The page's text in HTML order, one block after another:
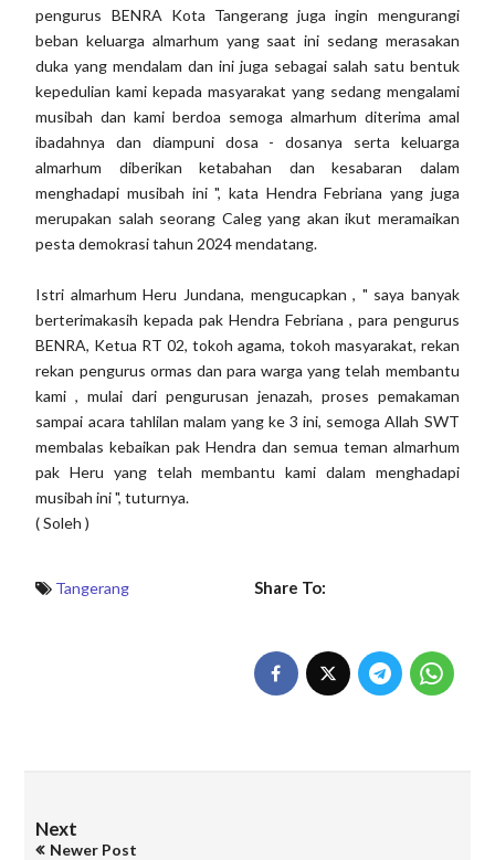
pengurus BENRA Kota Tangerang juga ingin mengurangi
beban keluarga almarhum yang saat ini sedang merasakan
duka yang mendalam dan ini juga sebagai salah satu bentuk
kepedulian kami kepada masyarakat yang sedang mengalami
musibah dan kami berdoa semoga almarhum diterima amal
ibadahnya dan diampuni dosa - dosanya serta keluarga
almarhum diberikan ketabahan dan kesabaran dalam
menghadapi musibah ini ", kata Hendra Febriana yang juga
merupakan salah seorang Caleg yang akan ikut meramaikan
pesta demokrasi tahun 2024 mendatang.
Istri almarhum Heru Jundana, mengucapkan , " saya banyak
berterimakasih kepada pak Hendra Febriana , para pengurus
BENRA, Ketua RT 02, tokoh agama, tokoh masyarakat, rekan
rekan pengurus ormas dan para warga yang telah membantu
kami , mulai dari pengurusan jenazah, proses pemakaman
sampai acara tahlilan malam yang ke 3 ini, semoga Allah SWT
membalas kebaikan pak Hendra dan semua teman almarhum
pak Heru yang telah membantu kami dalam menghadapi
musibah ini ", tuturnya.
( Soleh )
Tangerang Share To:
Next
Newer Post